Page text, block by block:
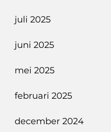
juli 2025
juni 2025
mei 2025
februari 2025
december 2024